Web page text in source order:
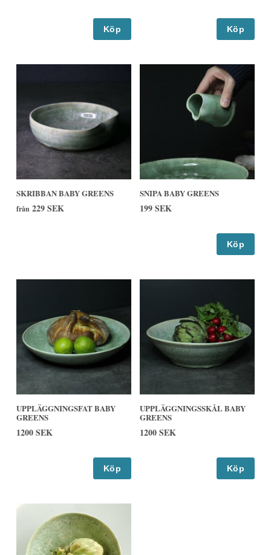
Köp Köp
SKRIBBAN BABY GREENS
från 229 SEK
SNIPA BABY GREENS
199 SEK
Köp
UPPLÄGGNINGSFAT BABY
GREENS
1200 SEK
Köp
UPPLÄGGNINGSSKÅL BABY
GREENS
1200 SEK
Köp